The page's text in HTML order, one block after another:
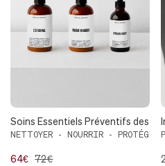
Soins Essentiels Préventifs des
NETTOYER - NOURRIR - PROTÉGER
64€72€